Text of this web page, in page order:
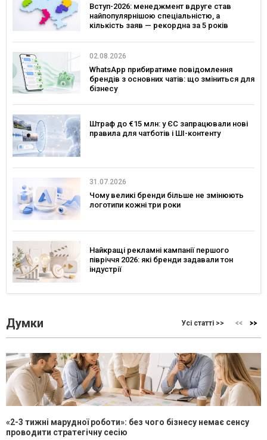
Вступ-2026: менеджмент вдруге став
найпопулярнішою спеціальністю, а
кількість заяв — рекордна за 5 років
02.08.2026
WhatsApp прибиратиме повідомлення
брендів з основних чатів: що зміниться для
бізнесу
Штраф до €15 млн: у ЄС запрацювали нові
правила для чатботів і ШІ-контенту
31.07.2026
Чому великі бренди більше не змінюють
логотипи кожні три роки
Найкращі рекламні кампанії першого
півріччя 2026: які бренди задавали тон
індустрії
Думки Усі статті >>
«2-3 тижні марудної роботи»: без чого бізнесу немає сенсу
проводити стратегічну сесію